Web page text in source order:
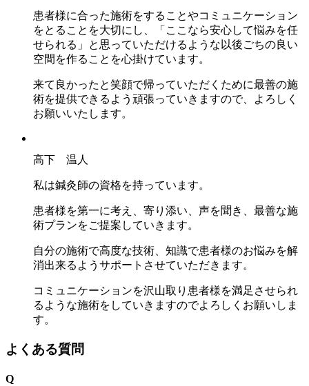
患者様に合った施術をすることやコミュニケーション
をとることを大切にし、「ここなら安心して悩みを任
せられる」と思っていただけるような以後ごちの良い
空間を作ることを心掛けています。
来て良かったと笑顔で帰っていただくために最善の施
術を提供できるよう頑張っていきますので、よろしく
お願いいたします。
高下 温人
私は鍼灸師の資格を持っています。
患者様を第一に考え、寄り添い、声を聞き、最善な施
術プランをご提案していきます。
自分の施術で高度な技術、知識で患者様のお悩みを解
消出来るようサポートさせていただきます。
コミュニケーションを沢山取り患者様を満足させられ
るような施術をしていきますのでよろしくお願いしま
す。
よくある質問
Q